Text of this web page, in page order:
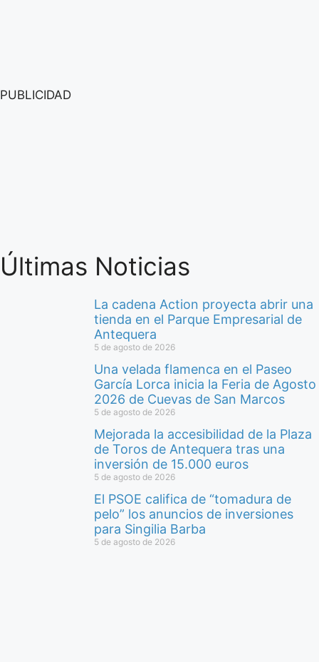
PUBLICIDAD
Últimas Noticias
La cadena Action proyecta abrir una
tienda en el Parque Empresarial de
Antequera
5 de agosto de 2026
Una velada flamenca en el Paseo
García Lorca inicia la Feria de Agosto
2026 de Cuevas de San Marcos
5 de agosto de 2026
Mejorada la accesibilidad de la Plaza
de Toros de Antequera tras una
inversión de 15.000 euros
5 de agosto de 2026
El PSOE califica de “tomadura de
pelo” los anuncios de inversiones
para Singilia Barba
5 de agosto de 2026